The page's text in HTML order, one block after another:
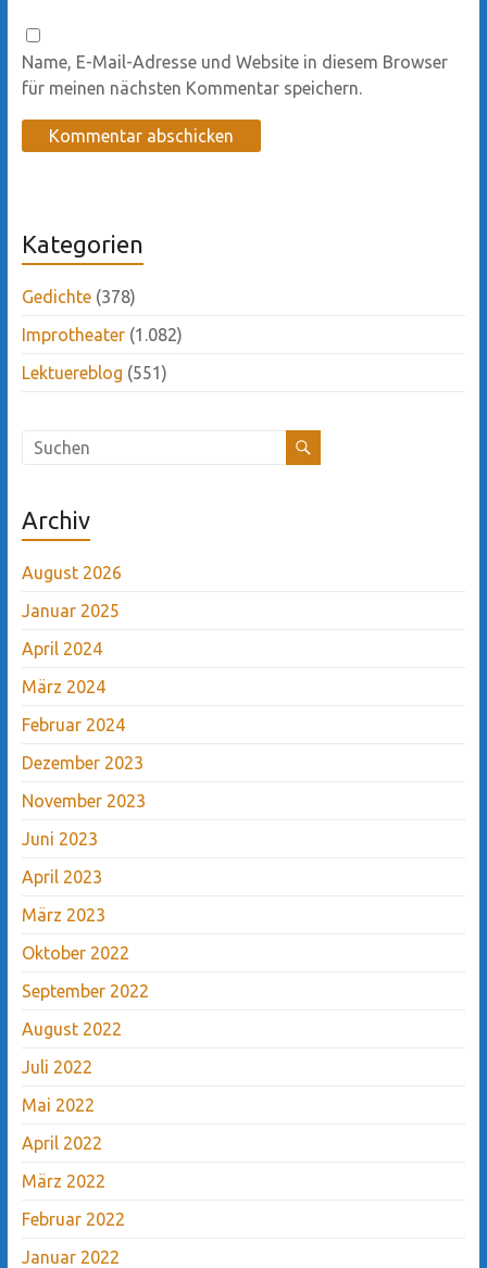
Name, E-Mail-Adresse und Website in diesem Browser
für meinen nächsten Kommentar speichern.
Kategorien
Gedichte(378)
Improtheater(1.082)
Lektuereblog (551)
Archiv
August 2026
Januar 2025
April 2024
März 2024
Februar 2024
Dezember 2023
November 2023
Juni 2023
April 2023
März 2023
Oktober 2022
September 2022
August 2022
Juli 2022
Mai 2022
April 2022
März 2022
Februar 2022
Januar 2022